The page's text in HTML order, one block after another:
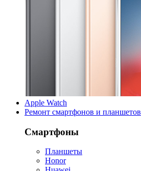
Apple Watch
Ремонт смартфонов и планшетов
Смартфоны
Планшеты
Honor